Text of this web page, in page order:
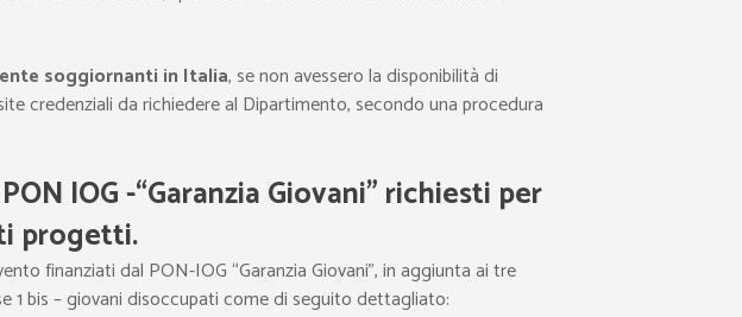
soggiornanti in Italia, se non avessero la disponibilità di
credenziali da richiedere al Dipartimento, secondo una procedura
IOG -“Garanzia Giovani” richiesti per
progetti.
finanziati dal PON-IOG “Garanzia Giovani”, in aggiunta ai tre
1 bis – giovani disoccupati come di seguito dettagliato: